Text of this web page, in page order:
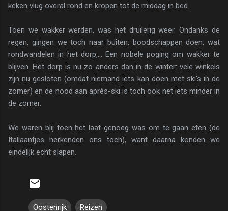
keken vlug overal rond en kropen tot de middag in bed.
Toen we wakker werden, was het druilerig weer. Ondanks de
regen, gingen we toch naar buiten, boodschappen doen, wat
rondwandelen in het dorp,... Een nobele poging om wakker te
blijven. Het dorp is nu zo anders dan in de winter: vele winkels
zijn nu gesloten (omdat niemand iets kan doen met ski's in de
zomer) en de nood aan après-ski is toch ook net iets minder in
de zomer.
We waren blij toen het laat genoeg was om te gaan eten (de
Italiaantjes herkenden ons toch), want daarna konden we
eindelijk echt slapen.
Oostenrijk Reizen